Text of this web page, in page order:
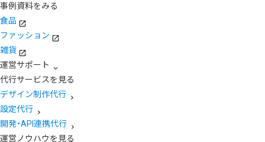
事例資料をみる
食品
ファッション
雑貨
運営サポート
代行サービスを見る
デザイン制作代行
設定代行
開発・API連携代行
運営ノウハウを見る